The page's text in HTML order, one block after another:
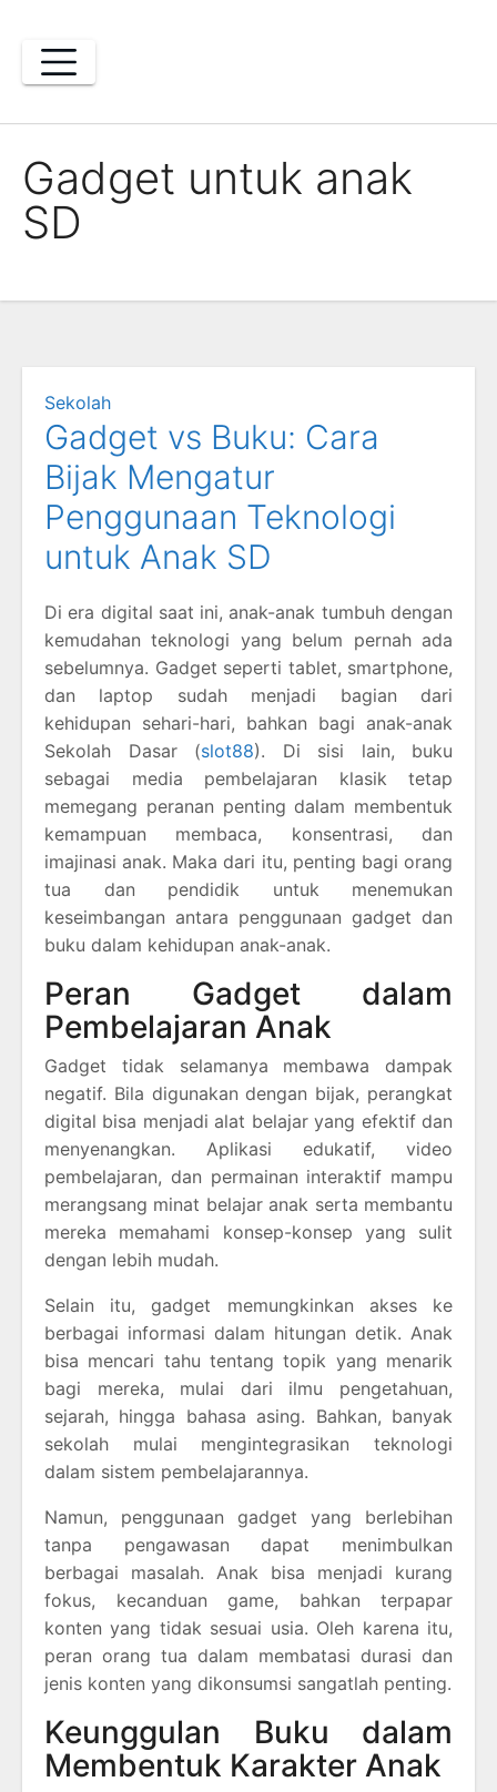
content
Gadget untuk anak
SD
Sekolah
Gadget vs Buku: Cara
Bijak Mengatur
Penggunaan Teknologi
untuk Anak SD
Di era digital saat ini, anak-anak tumbuh dengan
kemudahan teknologi yang belum pernah ada
sebelumnya. Gadget seperti tablet, smartphone,
dan laptop sudah menjadi bagian dari
kehidupan sehari-hari, bahkan bagi anak-anak
Sekolah Dasar (slot88). Di sisi lain, buku
sebagai media pembelajaran klasik tetap
memegang peranan penting dalam membentuk
kemampuan membaca, konsentrasi, dan
imajinasi anak. Maka dari itu, penting bagi orang
tua dan pendidik untuk menemukan
keseimbangan antara penggunaan gadget dan
buku dalam kehidupan anak-anak.
Peran Gadget dalam
Pembelajaran Anak
Gadget tidak selamanya membawa dampak
negatif. Bila digunakan dengan bijak, perangkat
digital bisa menjadi alat belajar yang efektif dan
menyenangkan. Aplikasi edukatif, video
pembelajaran, dan permainan interaktif mampu
merangsang minat belajar anak serta membantu
mereka memahami konsep-konsep yang sulit
dengan lebih mudah.
Selain itu, gadget memungkinkan akses ke
berbagai informasi dalam hitungan detik. Anak
bisa mencari tahu tentang topik yang menarik
bagi mereka, mulai dari ilmu pengetahuan,
sejarah, hingga bahasa asing. Bahkan, banyak
sekolah mulai mengintegrasikan teknologi
dalam sistem pembelajarannya.
Namun, penggunaan gadget yang berlebihan
tanpa pengawasan dapat menimbulkan
berbagai masalah. Anak bisa menjadi kurang
fokus, kecanduan game, bahkan terpapar
konten yang tidak sesuai usia. Oleh karena itu,
peran orang tua dalam membatasi durasi dan
jenis konten yang dikonsumsi sangatlah penting.
Keunggulan Buku dalam
Membentuk Karakter Anak